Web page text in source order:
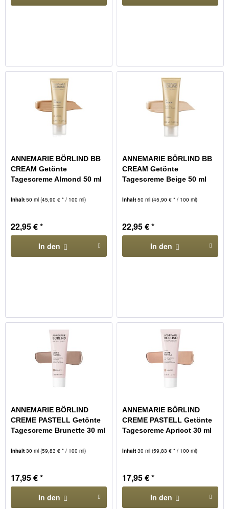
ANNEMARIE BÖRLIND BB
CREAM Getönte
Tagescreme Almond 50 ml
Inhalt50 ml(45,90 € * / 100 ml)
22,95 € *
In den
ANNEMARIE BÖRLIND BB
CREAM Getönte
Tagescreme Beige 50 ml
Inhalt50 ml(45,90 € * / 100 ml)
22,95 € *
In den
ANNEMARIE BÖRLIND
CREME PASTELL Getönte
Tagescreme Brunette 30 ml
Inhalt30 ml(59,83 € * / 100 ml)
17,95 € *
In den
ANNEMARIE BÖRLIND
CREME PASTELL Getönte
Tagescreme Apricot 30 ml
Inhalt30 ml(59,83 € * / 100 ml)
17,95 € *
In den